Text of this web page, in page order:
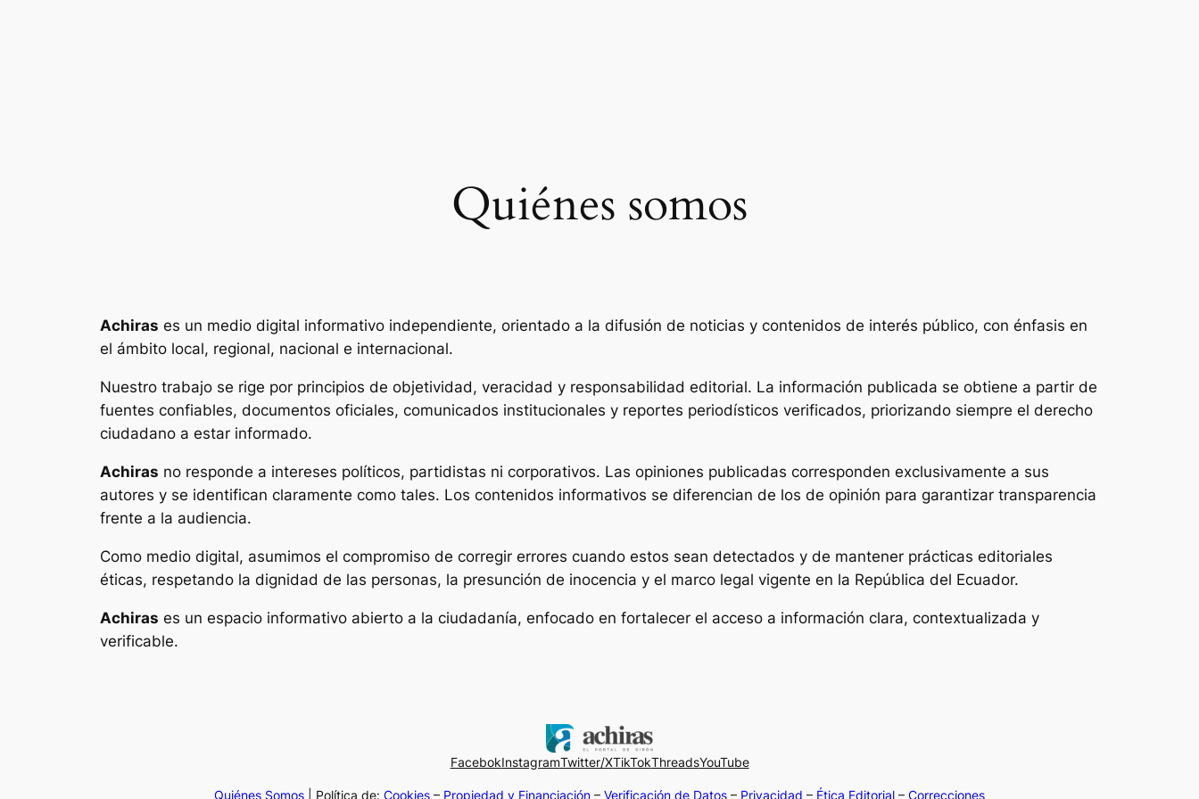
Quiénes somos
Achiras es un medio digital informativo independiente, orientado a la difusión de noticias y contenidos de interés público, con énfasis en
el ámbito local, regional, nacional e internacional.
Nuestro trabajo se rige por principios de objetividad, veracidad y responsabilidad editorial. La información publicada se obtiene a partir de
fuentes confiables, documentos oficiales, comunicados institucionales y reportes periodísticos verificados, priorizando siempre el derecho
ciudadano a estar informado.
Achiras no responde a intereses políticos, partidistas ni corporativos. Las opiniones publicadas corresponden exclusivamente a sus
autores y se identifican claramente como tales. Los contenidos informativos se diferencian de los de opinión para garantizar transparencia
frente a la audiencia.
Como medio digital, asumimos el compromiso de corregir errores cuando estos sean detectados y de mantener prácticas editoriales
éticas, respetando la dignidad de las personas, la presunción de inocencia y el marco legal vigente en la República del Ecuador.
Achiras es un espacio informativo abierto a la ciudadanía, enfocado en fortalecer el acceso a información clara, contextualizada y
verificable.
FacebokInstagramTwitter/XTikTokThreadsYouTube
Quiénes Somos | Política de: Cookies – Propiedad y Financiación – Verificación de Datos – Privacidad – Ética Editorial – Correcciones